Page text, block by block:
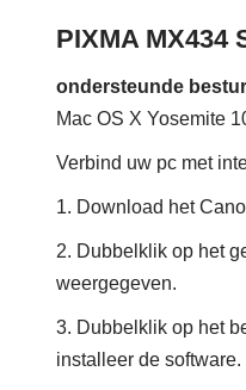
PIXMA MX434
ondersteunde
Mac OS X Yosemite
Verbind uw pc met
1. Download het
2. Dubbelklik op het
weergegeven.
3. Dubbelklik op het
installeer de software.